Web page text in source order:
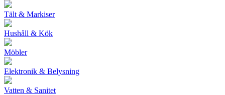
Tält & Markiser
Hushåll & Kök
Möbler
Elektronik & Belysning
Vatten & Sanitet